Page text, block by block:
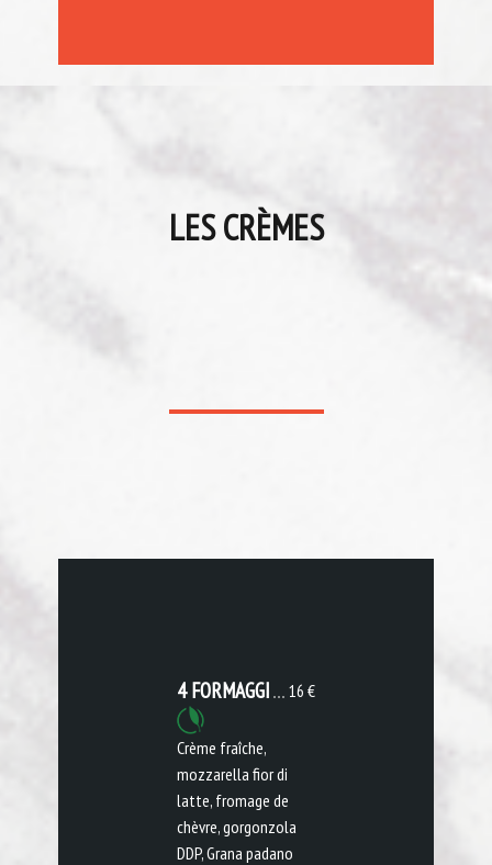
LES CRÈMES
16 €
4 FORMAGGI
Crème fraîche,
mozzarella fior di
latte, fromage de
chèvre, gorgonzola
DDP, Grana padano